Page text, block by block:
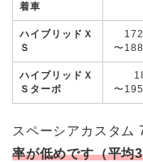
着車
ハイブリッドＸ
Ｓ
〜
ハイブリッドＸ
Ｓターボ
〜
スペーシアカスタム
率が低めです（平均